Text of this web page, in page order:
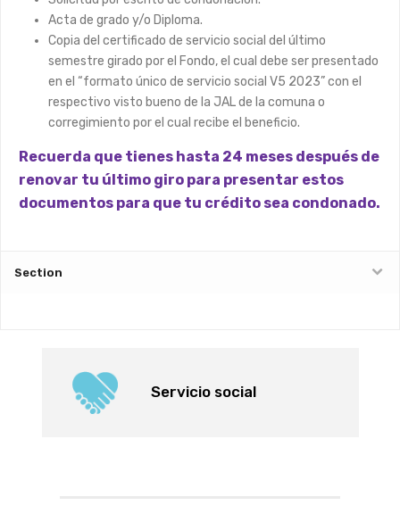
Acta de grado y/o Diploma.
Copia del certificado de servicio social del último
semestre girado por el Fondo, el cual debe ser presentado
en el “formato único de servicio social V5 2023” con el
respectivo visto bueno de la JAL de la comuna o
corregimiento por el cual recibe el beneficio.
Recuerda que tienes hasta 24 meses después de
renovar tu último giro para presentar estos
documentos para que tu crédito sea condonado.
Section
Servicio social